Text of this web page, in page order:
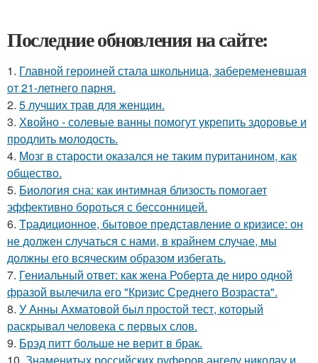
Последние обновления на сайте:
1. Главной героиней стала школьница, забеременевшая
от 21-летнего парня.
2. 5 лучших трав для женщин.
3. Хвойно - солевые ванны помогут укрепить здоровье и
продлить молодость.
4. Мозг в старости оказался не таким пуританином, как
общество.
5. Биология сна: как интимная близость помогает
эффективно бороться с бессонницей.
6. Tpадиционное, бытовое представление о кризисе: он
не должен случаться с нами, в крайнем случае, мы
должны его всяческим образом избегать.
7. Гениальный ответ: как жена Роберта де ниро одной
фразой вылечила его "Кризис Среднего Возраста".
8. У Анны Ахматовой был простой тест, который
раскрывал человека с первых слов.
9. Брэд питт больше не верит в брак.